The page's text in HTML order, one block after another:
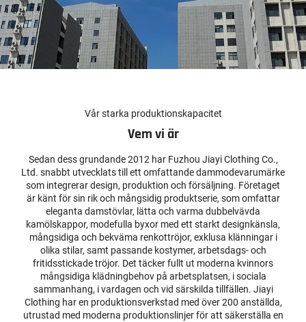
Vår starka produktionskapacitet
Vem vi är
Sedan dess grundande 2012 har Fuzhou Jiayi Clothing Co.,
Ltd. snabbt utvecklats till ett omfattande dammodevarumärke
som integrerar design, produktion och försäljning. Företaget
är känt för sin rik och mångsidig produktserie, som omfattar
eleganta damstövlar, lätta och varma dubbelvävda
kamölskappor, modefulla byxor med ett starkt designkänsla,
mångsidiga och bekväma renkottröjor, exklusa klänningar i
olika stilar, samt passande kostymer, arbetsdags- och
fritidsstickade tröjor. Det täcker fullt ut moderna kvinnors
mångsidiga klädningbehov på arbetsplatsen, i sociala
sammanhang, i vardagen och vid särskilda tillfällen. Jiayi
Clothing har en produktionsverkstad med över 200 anställda,
utrustad med moderna produktionslinjer för att säkerställa en